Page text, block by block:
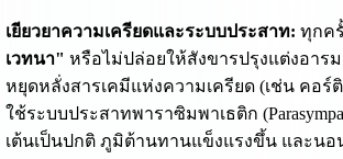
เยียวยาความเครียดและระบบประสาท: ทุกค
เวทนา" หรือไม่ปล่อยให้สังขารปรุงแต่งอาร
หยุดหลั่งสารเคมีแห่งความเครียด (เช่น คอร์
ใช้ระบบประสาทพาราซิมพาเธติก
เต้นเป็นปกติ ภูมิต้านทานแข็งแรงขึ้น และนอ